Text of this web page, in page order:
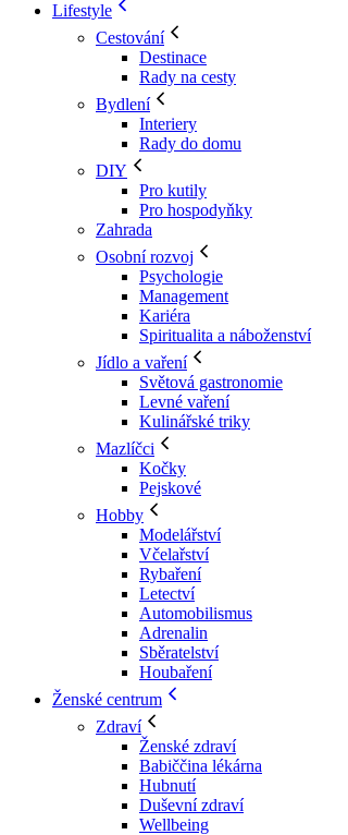
Lifestyle
Cestování
Destinace
Rady na cesty
Bydlení
Interiery
Rady do domu
DIY
Pro kutily
Pro hospodyňky
Zahrada
Osobní rozvoj
Psychologie
Management
Kariéra
Spiritualita a náboženství
Jídlo a vaření
Světová gastronomie
Levné vaření
Kulinářské triky
Mazlíčci
Kočky
Pejskové
Hobby
Modelářství
Včelařství
Rybaření
Letectví
Automobilismus
Adrenalin
Sběratelství
Houbaření
Ženské centrum
Zdraví
Ženské zdraví
Babiččina lékárna
Hubnutí
Duševní zdraví
Wellbeing